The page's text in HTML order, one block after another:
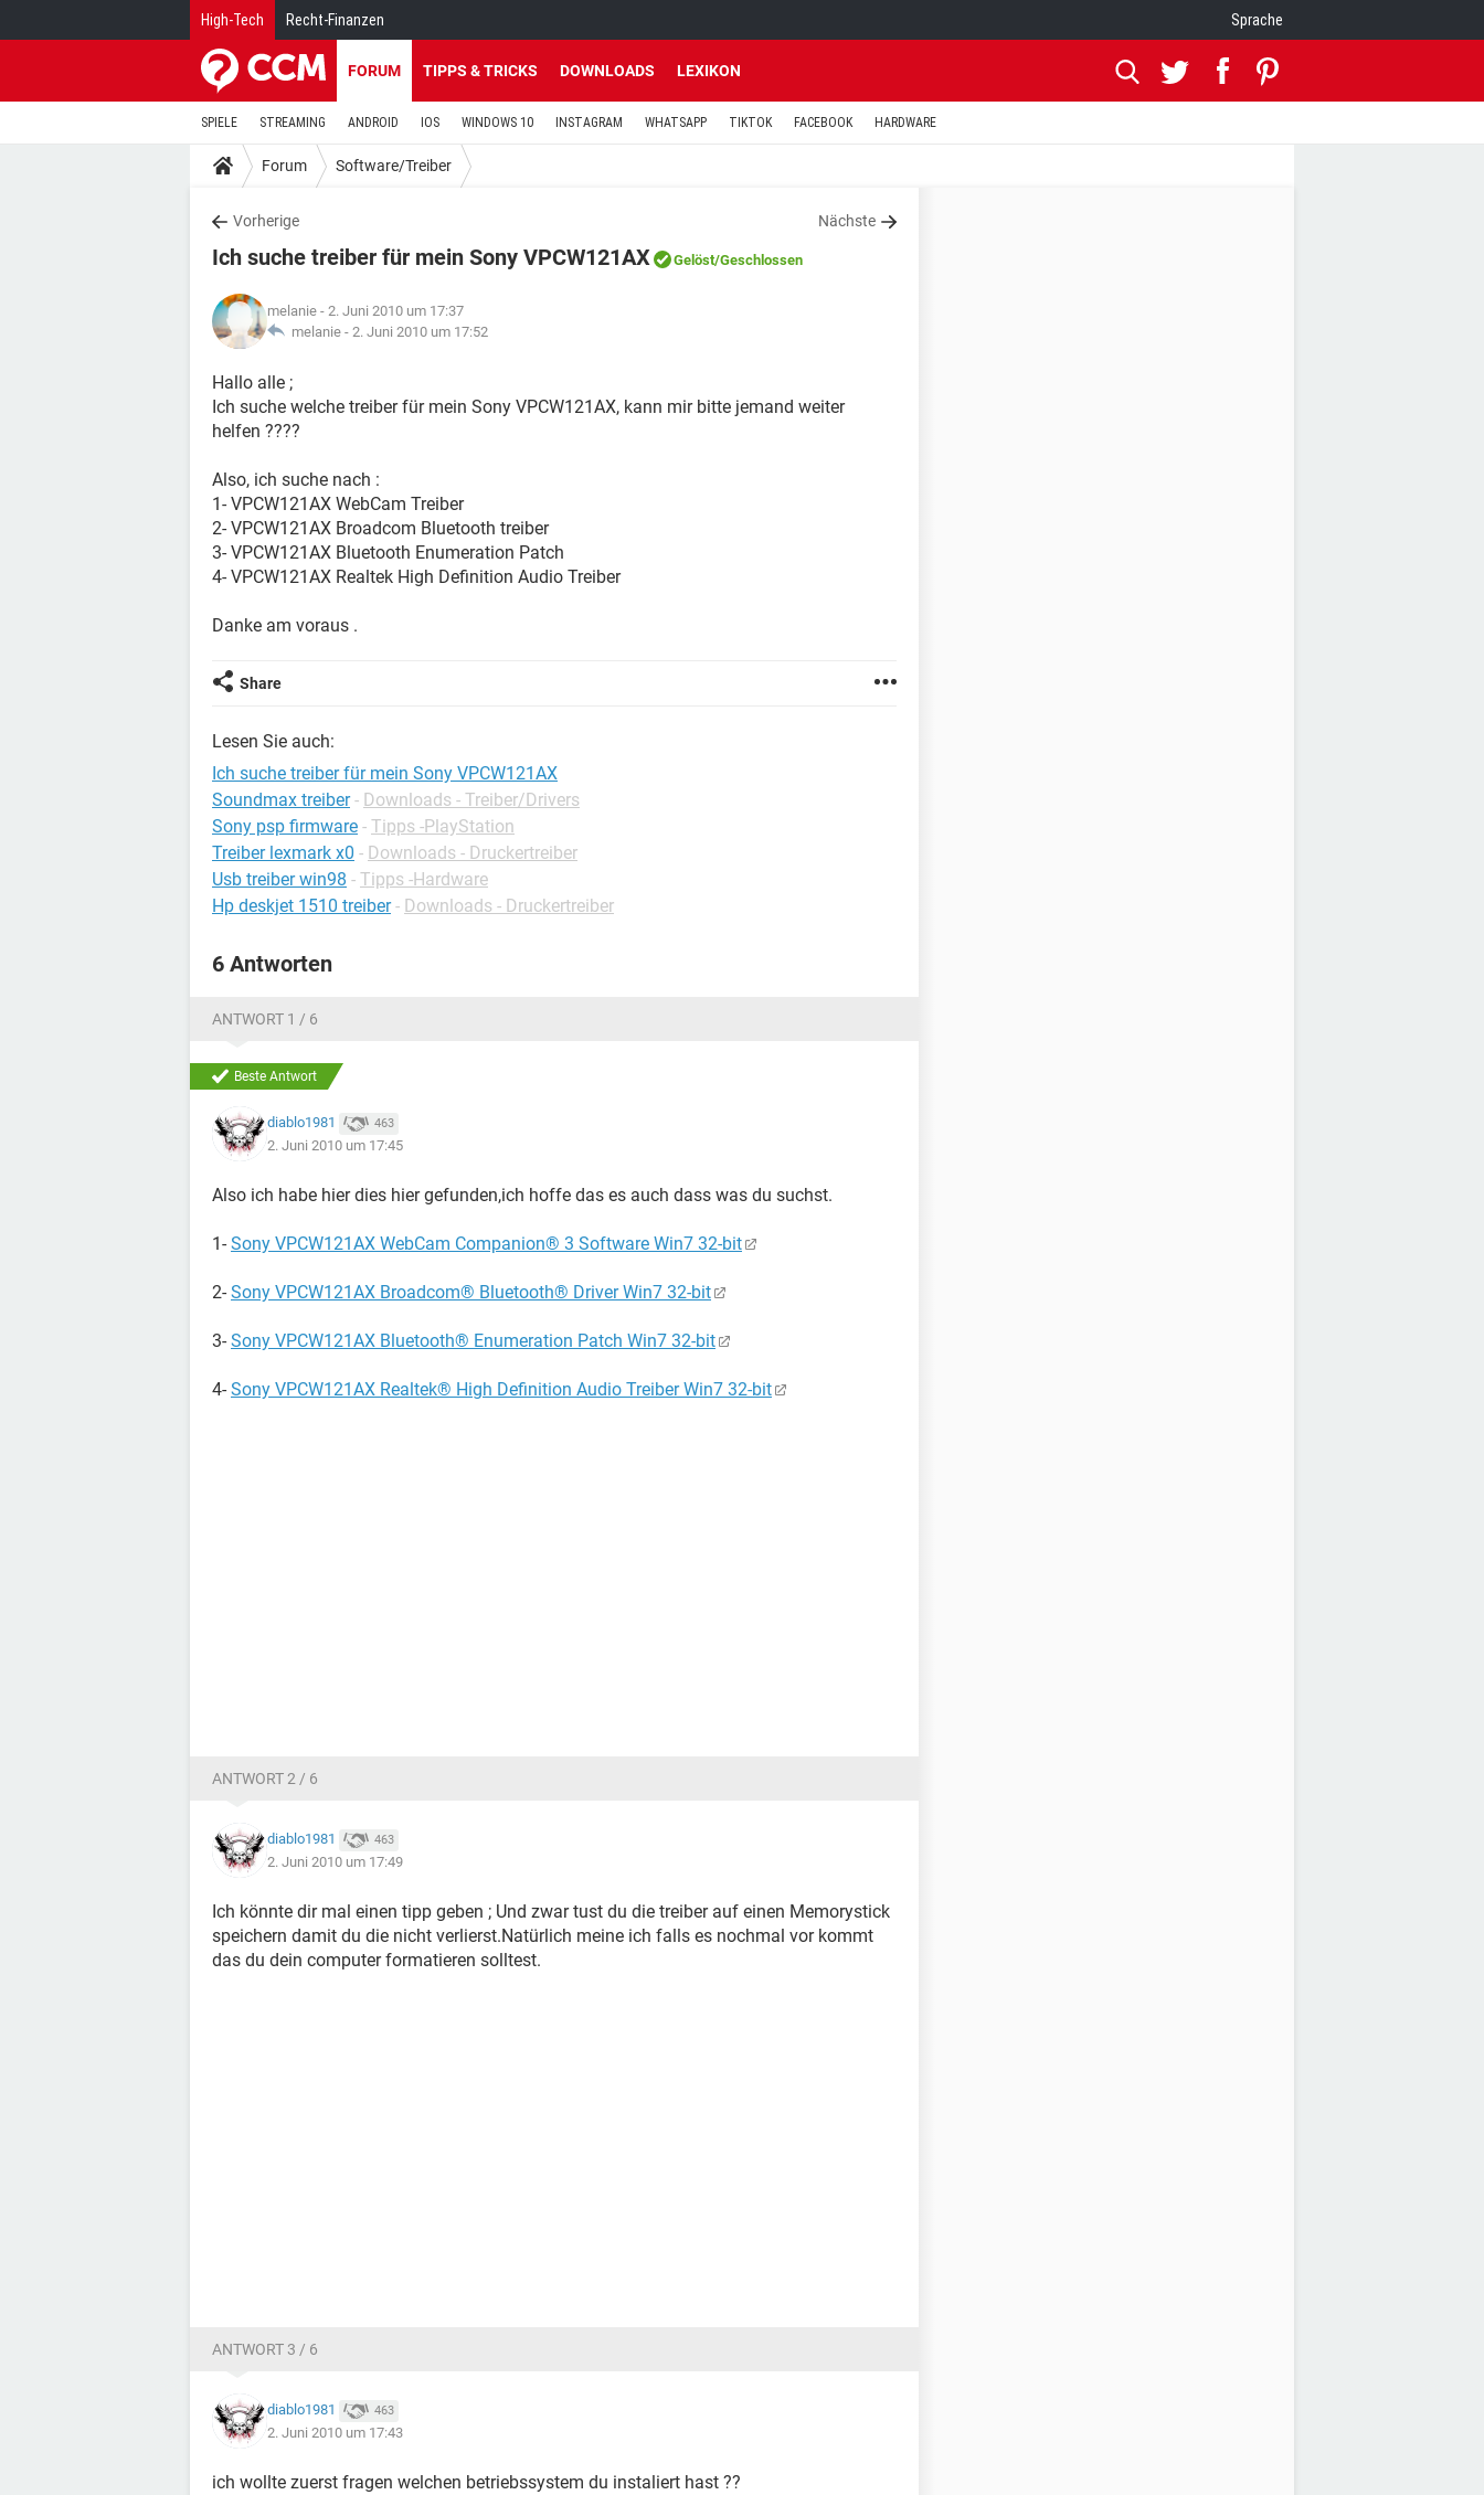
High-Tech Recht-Finanzen Sprache
FORUM TIPPS & TRICKS DOWNLOADS LEXIKON
SPIELE STREAMING ANDROID IOS WINDOWS 10 INSTAGRAM WHATSAPP TIKTOK FACEBOOK HARDWARE
Forum Software/Treiber
Vorherige Nächste
Ich suche treiber für mein Sony VPCW121AX Gelöst/Geschlossen
melanie - 2. Juni 2010 um 17:37
melanie - 2. Juni 2010 um 17:52
Hallo alle ;
Ich suche welche treiber für mein Sony VPCW121AX, kann mir bitte jemand weiter
helfen ????
Also, ich suche nach :
1- VPCW121AX WebCam Treiber
2- VPCW121AX Broadcom Bluetooth treiber
3- VPCW121AX Bluetooth Enumeration Patch
4- VPCW121AX Realtek High Definition Audio Treiber
Danke am voraus .
Share
Lesen Sie auch:
Ich suche treiber für mein Sony VPCW121AX
Soundmax treiber - Downloads - Treiber/Drivers
Sony psp firmware - Tipps -PlayStation
Treiber lexmark x0 - Downloads - Druckertreiber
Usb treiber win98 - Tipps -Hardware
Hp deskjet 1510 treiber - Downloads - Druckertreiber
6 Antworten
ANTWORT 1 / 6
Beste Antwort
diablo1981 463
2. Juni 2010 um 17:45
Also ich habe hier dies hier gefunden,ich hoffe das es auch dass was du suchst.
1- Sony VPCW121AX WebCam Companion® 3 Software Win7 32-bit
2- Sony VPCW121AX Broadcom® Bluetooth® Driver Win7 32-bit
3- Sony VPCW121AX Bluetooth® Enumeration Patch Win7 32-bit
4- Sony VPCW121AX Realtek® High Definition Audio Treiber Win7 32-bit
ANTWORT 2 / 6
diablo1981 463
2. Juni 2010 um 17:49
Ich könnte dir mal einen tipp geben ; Und zwar tust du die treiber auf einen Memorystick
speichern damit du die nicht verlierst.Natürlich meine ich falls es nochmal vor kommt
das du dein computer formatieren solltest.
ANTWORT 3 / 6
diablo1981 463
2. Juni 2010 um 17:43
ich wollte zuerst fragen welchen betriebssystem du instaliert hast ??